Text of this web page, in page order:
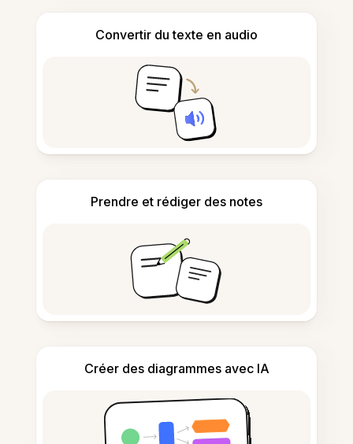
Convertir du texte en audio
Prendre et rédiger des notes
Créer des diagrammes avec IA